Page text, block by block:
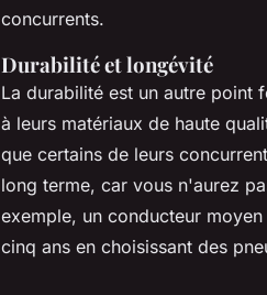
concurrents.
Durabilité et longévité
La durabilité est un autre point
à leurs matériaux de haute
que certains de leurs
long terme, car vous n'aurez
exemple, un conducteur
cinq ans en choisissant des